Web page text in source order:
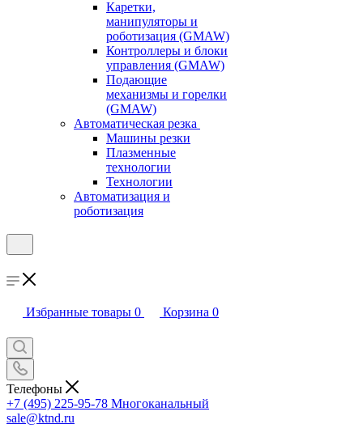
Каретки,
манипуляторы и
роботизация (GMAW)
Контроллеры и блоки
управления (GMAW)
Подающие
механизмы и горелки
(GMAW)
Автоматическая резка
Машины резки
Плазменные
технологии
Технологии
Автоматизация и
роботизация
Избранные товары 0 Корзина 0
Телефоны
+7 (495) 225-95-78 Многоканальный
sale@ktnd.ru